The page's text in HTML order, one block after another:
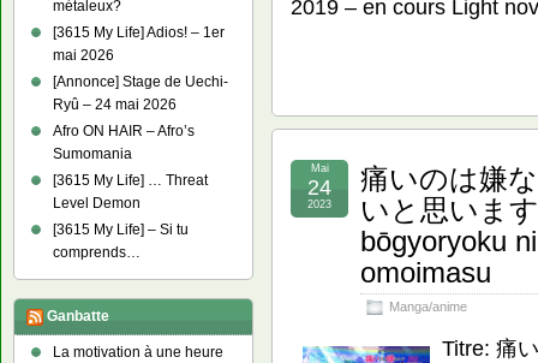
2019 – en cours Light
痛いのは嫌
いと思いま
bōgyoryoku
omoimasu
Manga/anime
Mai
24
2023
Titre: 痛
métaleux?
[3615 My Life] Adios! – 1er
mai 2026
[Annonce] Stage de Uechi-
Ryû – 24 mai 2026
Afro ON HAIR – Afro’s
Sumomania
[3615 My Life] … Threat
Level Demon
[3615 My Life] – Si tu
comprends…
Ganbatte
La motivation à une heure